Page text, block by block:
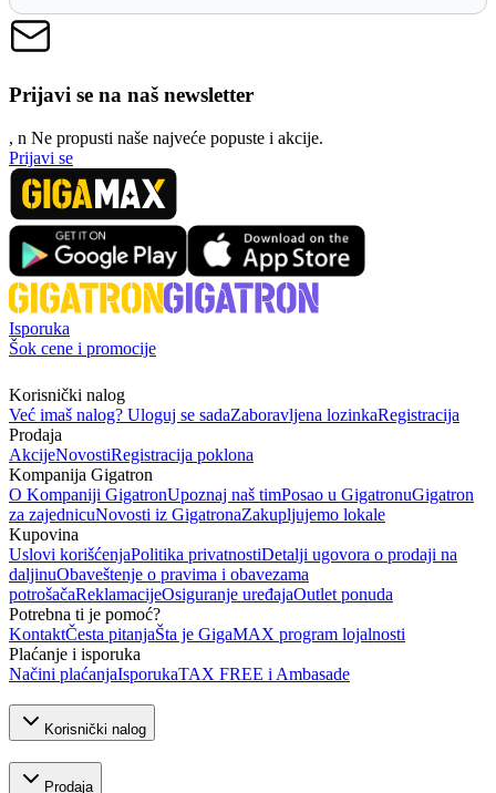
Prijavi se na naš newsletter
, n Ne propusti naše najveće popuste i akcije.
Prijavi se
Isporuka
Šok cene i promocije
Korisnički nalog
Već imaš nalog? Uloguj se sadaZaboravljena lozinkaRegistracija
Prodaja
AkcijeNovostiRegistracija poklona
Kompanija Gigatron
O Kompaniji GigatronUpoznaj naš timPosao u GigatronuGigatron
za zajednicuNovosti iz GigatronaZakupljujemo lokale
Kupovina
Uslovi korišćenjaPolitika privatnostiDetalji ugovora o prodaji na
daljinuObaveštenje o pravima i obavezama
potrošačaReklamacijeOsiguranje uređajaOutlet ponuda
Potrebna ti je pomoć?
KontaktČesta pitanjaŠta je GigaMAX program lojalnosti
Plaćanje i isporuka
Načini plaćanjaIsporukaTAX FREE i Ambasade
Korisnički nalog
Prodaja